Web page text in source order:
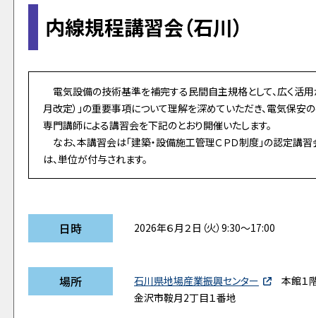
内線規程講習会（石川）
電気設備の技術基準を補完する民間自主規格として、広く活
月改定）」の重要事項について理解を深めていただき、電気保安
専門講師による講習会を下記のとおり開催いたします。
なお、本講習会は「建築・設備施工管理ＣＰＤ制度」の認定講
は、単位が付与されます。
日時 2026年６月２日（火）9:30～17:00
場所 石川県地場産業振興センター
本館１
金沢市鞍月2丁目１番地